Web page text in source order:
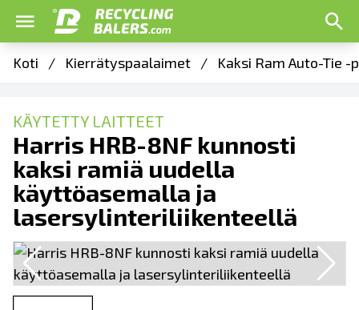
Koti / Kierrätyspaalaimet / Kaksi Ram Auto-Tie -
KÄYTETTY LAITTEET
Harris HRB-8NF kunnosti
kaksi ramiä uudella
käyttöasemalla ja
lasersylinteriliikenteellä